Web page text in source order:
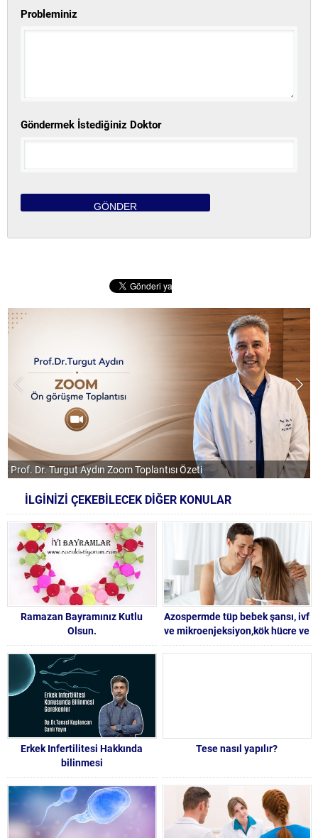
Probleminiz
Göndermek İstediğiniz Doktor
Prof. Dr. Turgut Aydın Zoom Toplantısı Özeti
İLGİNİZİ ÇEKEBİLECEK DİĞER KONULAR
Ramazan Bayramınız Kutlu
Olsun.
Azospermde tüp bebek şansı, ivf
ve mikroenjeksiyon,kök hücre ve
sperm , FSH değerleri ,iğne ile
Erkek Infertilitesi Hakkında
bilinmesi
Gerekenler.Op.Dr.Tansel
Kaplancan
Tese nasıl yapılır?